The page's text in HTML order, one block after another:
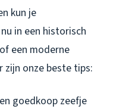
kun je
in een historisch
een moderne
zijn onze beste tips:
goedkoop zeefje